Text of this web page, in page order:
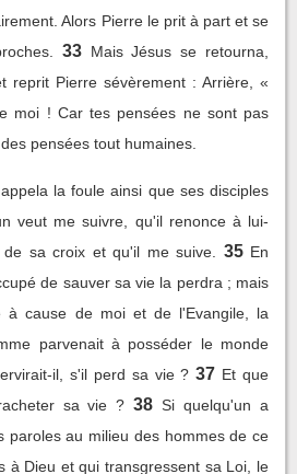
Alors Pierre le prit à part et se
33 Mais Jésus se retourna,
reprit Pierre sévèrement : Arrière, «
moi ! Car tes pensées ne sont pas
pensées tout humaines.
la foule ainsi que ses disciples
veut me suivre, qu'il renonce à lui-
sa croix et qu'il me suive.
35 En
de sauver sa vie la perdra ; mais
à cause de moi et de l'Evangile, la
parvenait à posséder le monde
il, s'il perd sa vie ? 37 Et que
sa vie ? 38 Si quelqu'un a
paroles au milieu des hommes de ce
à Dieu et qui transgressent sa Loi, le